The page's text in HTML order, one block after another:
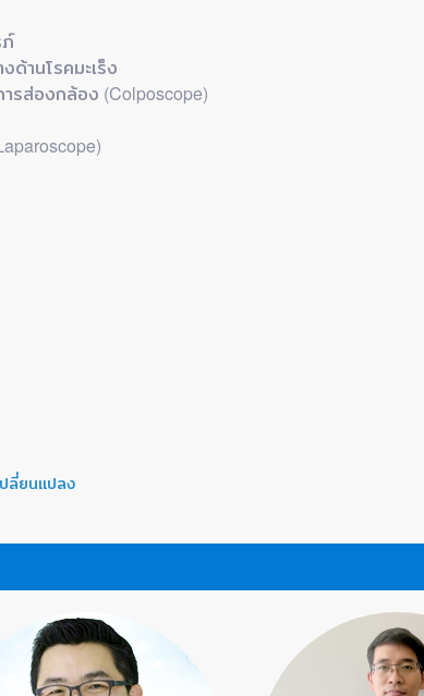
ด้านโรคมะเร็ง
รส่องกล้อง (Colposcope)
ลี่ยนแปลง